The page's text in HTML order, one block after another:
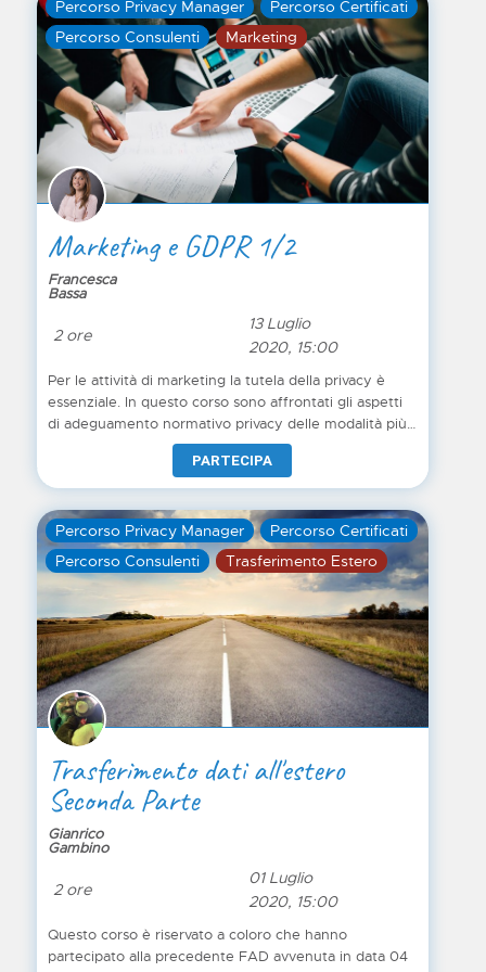
esempio, si pensi all’attività di trattamento dati
personali non solo digitale, ma più tradizionale,
all’organizzazione di eventi e fiere, alla creazione di
mailing list e al telemarketing.
Percorso Privacy Manager
Percorso Certificati
Percorso Consulenti
Marketing
Marketing e GDPR 1/2
Francesca
Bassa
2 ore
13 Luglio
2020, 15:00
Per le attività di marketing la tutela della privacy è
essenziale. In questo corso sono affrontati gli aspetti
di adeguamento normativo privacy delle modalità più
utilizzate nell’ambito della comunicazione, l’obiettivo
del corso è quello di trasmettere attraverso tre macro-
argomenti le nozioni principali a chi intende
promuoversi o promuovere prodotti e servizi. Ad
esempio, si pensi all’attività di trattamento dati
personali non solo digitale, ma più tradizionale,
all’organizzazione di eventi e fiere, alla creazione di
PARTECIPA
Percorso Privacy Manager
Percorso Certificati
Percorso Consulenti
Trasferimento Estero
Trasferimento dati all'estero
Seconda Parte
Gianrico
Gambino
2 ore
01 Luglio
2020, 15:00
Questo corso è riservato a coloro che hanno
partecipato alla precedente FAD avvenuta in data 04